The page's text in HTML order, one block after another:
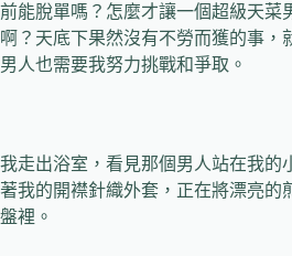
前能脫單嗎？怎麼才讓一個超級天菜
啊？天底下果然沒有不勞而獲的事，
男人也需要我努力挑戰和爭取。
我走出浴室，看見那個男人站在我的
著我的開襟針織外套，正在將漂亮的
盤裡。